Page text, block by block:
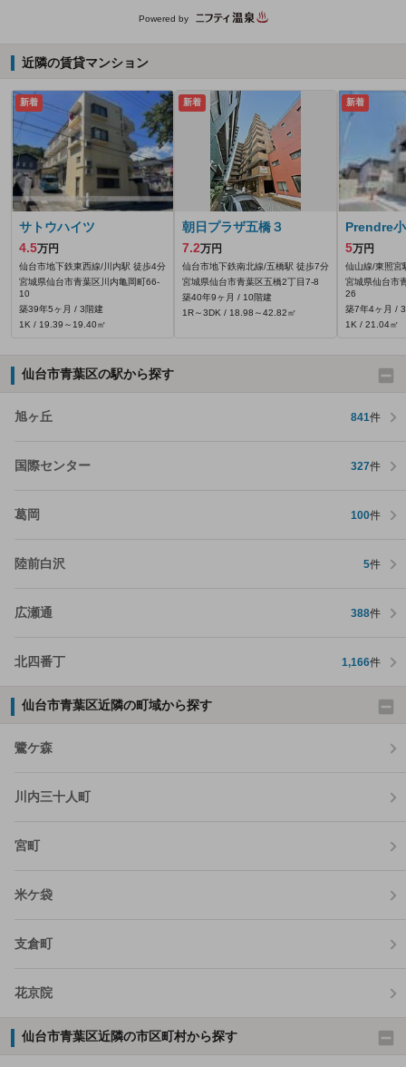
Powered by
近隣の賃貸マンション
新着
サトウハイツ
4.5万円
仙台市地下鉄東西線/川内駅 徒歩4分
宮城県仙台市青葉区川内亀岡町66‐
10
築39年5ヶ月 / 3階建
1K / 19.39～19.40㎡
新着
朝日プラザ五橋３
7.2万円
仙台市地下鉄南北線/五橋駅 徒歩7分
宮城県仙台市青葉区五橋2丁目7-8
築40年9ヶ月 / 10階建
1R～3DK / 18.98～42.82㎡
新着
Prendre
5万円
仙山線/東照宮
宮城県仙台市
26
築7年4ヶ月 /
1K / 21.04㎡
仙台市青葉区の駅から探す
旭ヶ丘 841件
国際センター 327件
葛岡 100件
陸前白沢 5件
広瀬通 388件
北四番丁 1,166件
仙台市青葉区近隣の町域から探す
鷺ケ森
川内三十人町
宮町
米ケ袋
支倉町
花京院
仙台市青葉区近隣の市区町村から探す